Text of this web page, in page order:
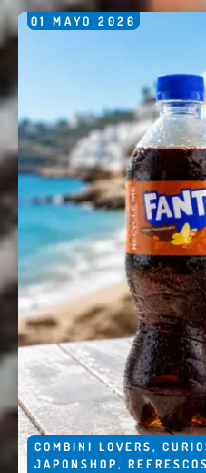
01 MAYO 2026
COMBINI LOVERS,
JAPONSHOP,